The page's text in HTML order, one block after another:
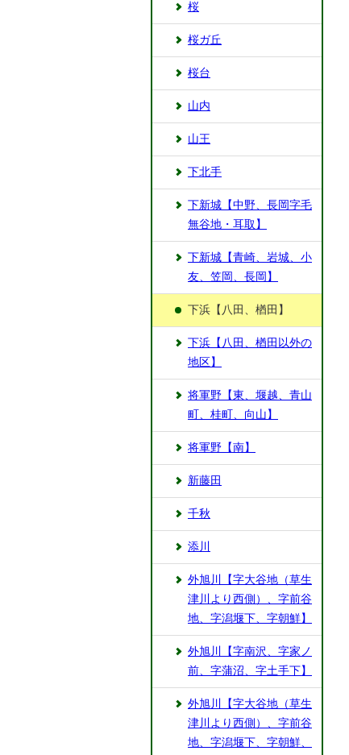
桜
桜ガ丘
桜台
山内
山王
下北手
下新城【中野、長岡字毛
無谷地・耳取】
下新城【青崎、岩城、小
友、笠岡、長岡】
下浜【八田、楢田】
下浜【八田、楢田以外の
地区】
将軍野【東、堰越、青山
町、桂町、向山】
将軍野【南】
新藤田
千秋
添川
外旭川【字大谷地（草生
津川より西側）、字前谷
地、字潟堰下、字朝鮮】
外旭川【字南沢、字家ノ
前、字蒲沼、字土手下】
外旭川【字大谷地（草生
津川より西側）、字前谷
地、字潟堰下、字朝鮮、